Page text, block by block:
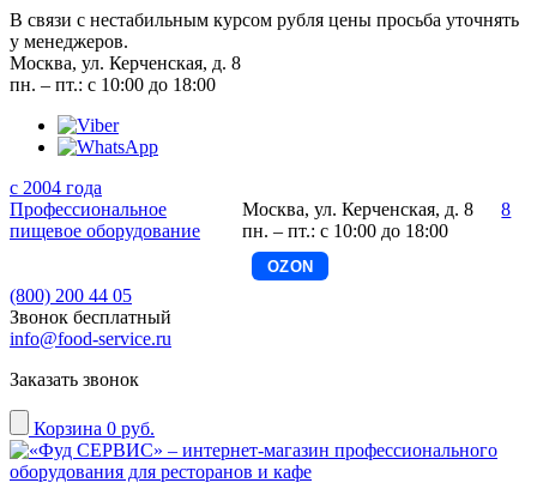
В связи с нестабильным курсом рубля цены просьба уточнять
у менеджеров.
Москва, ул. Керченская, д. 8
пн. – пт.: с 10:00 до 18:00
с 2004 года
Профессиональное
пищевое оборудование
Москва, ул. Керченская, д. 8
пн. – пт.: с 10:00 до 18:00
OZON
8
(800) 200 44 05
Звонок бесплатный
info@food-service.ru
Заказать звонок
Корзина 0 руб.